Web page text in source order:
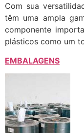
Com sua
têm uma ampla
componente
plásticos como um
EMBALAGENS